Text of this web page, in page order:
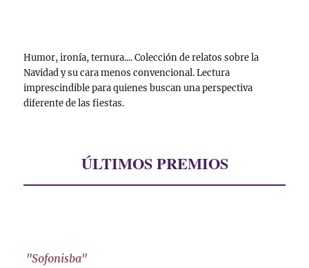
Humor, ironía, ternura.... Colección de relatos sobre la
Navidad y su cara menos convencional. Lectura
imprescindible para quienes buscan una perspectiva
diferente de las fiestas.
ÚLTIMOS PREMIOS
"Sofonisba"